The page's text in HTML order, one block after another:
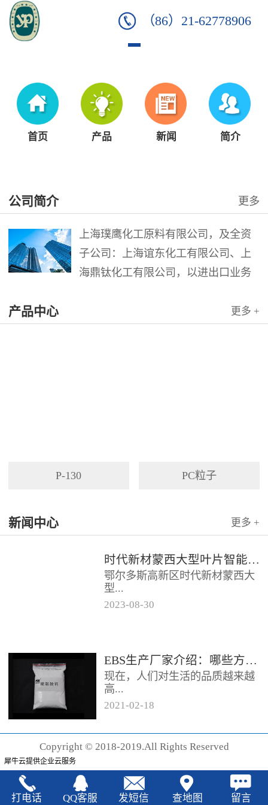
（86）21-62778906
首页 产品 新闻 简介
公司简介 更多
上海璞鹰化工原料有限公司，及全资
子公司：上海谊东化工有限公司、上
海鼎钛化工有限公司，以进出口业务
品。公司以其灵活的市场对策和创造
产品中心 更多 +
P-130 PC粒子
新闻中心 更多 +
时代新材蒙西大型叶片智能制造基地项目开工
鄂尔多斯高新区时代新材蒙西大
型...
分为...
2023-08-30
EBS生产厂家‍介绍：哪些方法可以验证EBS的润滑效果
现在，人们对生活的品质越来越
高...
声也越来越强烈，很多厂家在利
2021-02-18
Copyright © 2018-2019.All Rights Reserved
犀牛云提供企业云服务
打电话 QQ客服 发短信 查地图 留言